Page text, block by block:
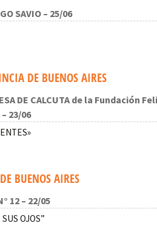
SAVIO – 25/06
DE BUENOS AIRES
DE CALCUTA de la Fundación
– 23/06
BUENOS AIRES
12 – 22/05
OJOS”